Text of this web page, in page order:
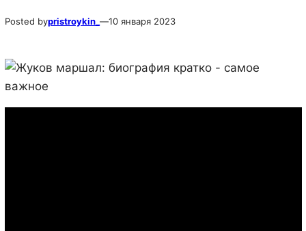
Posted bypristroykin_ —10 января 2023